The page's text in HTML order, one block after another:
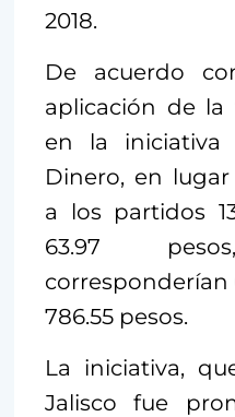
2018.
De acuerdo
aplicación de la
en la iniciativa
Dinero, en
a los partidos
63.97
corresponderían
786.55 pesos.
La iniciativa,
Jalisco fue